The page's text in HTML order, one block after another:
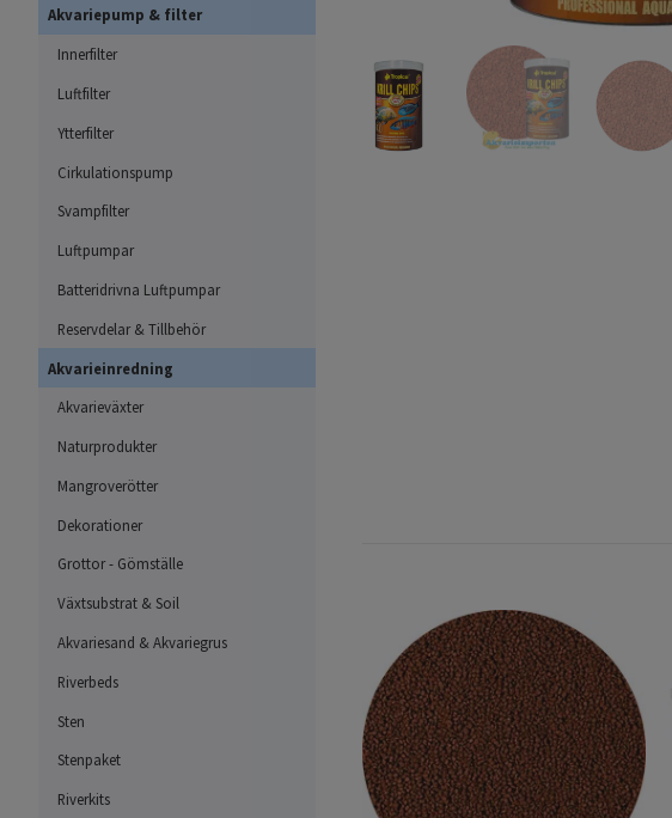
Akvariepump & filter
Innerfilter
Luftfilter
Ytterfilter
Cirkulationspump
Svampfilter
Luftpumpar
Batteridrivna Luftpumpar
Reservdelar & Tillbehör
Akvarieinredning
Akvarieväxter
Naturprodukter
Mangroverötter
Dekorationer
Grottor - Gömställe
Växtsubstrat & Soil
Akvariesand & Akvariegrus
Riverbeds
Sten
Stenpaket
Riverkits